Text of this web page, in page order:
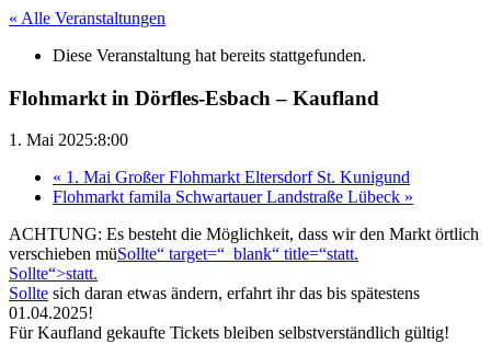
« Alle Veranstaltungen
Diese Veranstaltung hat bereits stattgefunden.
Flohmarkt in Dörfles-Esbach – Kaufland
1. Mai 2025:8:00
« 1. Mai Großer Flohmarkt Eltersdorf St. Kunigund
Flohmarkt famila Schwartauer Landstraße Lübeck »
ACHTUNG: Es besteht die Möglichkeit, dass wir den Markt örtlich
verschieben müSollte“ target=“_blank“ title=“statt.
Sollte“>statt.
Sollte sich daran etwas ändern, erfahrt ihr das bis spätestens
01.04.2025!
Für Kaufland gekaufte Tickets bleiben selbstverständlich gültig!